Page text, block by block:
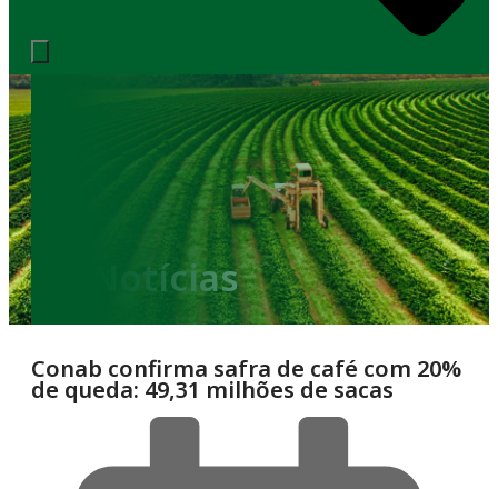
Notícias
Conab confirma safra de café com 20%
de queda: 49,31 milhões de sacas